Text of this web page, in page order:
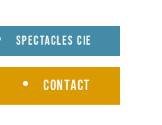
Spectacles cie
Contact